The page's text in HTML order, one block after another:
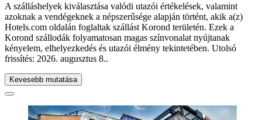
A szálláshelyek kiválasztása valódi utazói értékelések, valamint
azoknak a vendégeknek a népszerűsége alapján történt, akik a(z)
Hotels.com oldalán foglaltak szállást Korond területén. Ezek a
Korond szállodák folyamatosan magas színvonalat nyújtanak
kényelem, elhelyezkedés és utazói élmény tekintetében. Utolsó
frissítés: 2026. augusztus 8..
Kevesebb mutatása